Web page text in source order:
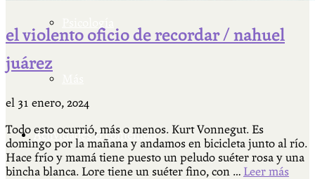
Actividades & contenido
el violento oficio de recordar / nahuel
juárez
el 31 enero, 2024
Todo esto ocurrió, más o menos. Kurt Vonnegut. Es
domingo por la mañana y andamos en bicicleta junto al río.
Hace frío y mamá tiene puesto un peludo suéter rosa y una
bincha blanca. Lore tiene un suéter fino, con … Leer más